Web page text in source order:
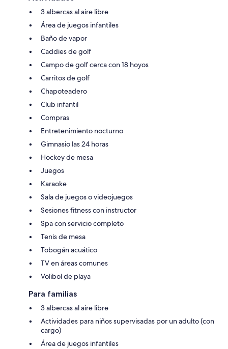
3 albercas al aire libre
Área de juegos infantiles
Baño de vapor
Caddies de golf
Campo de golf cerca con 18 hoyos
Carritos de golf
Chapoteadero
Club infantil
Compras
Entretenimiento nocturno
Gimnasio las 24 horas
Hockey de mesa
Juegos
Karaoke
Sala de juegos o videojuegos
Sesiones fitness con instructor
Spa con servicio completo
Tenis de mesa
Tobogán acuático
TV en áreas comunes
Volibol de playa
Para familias
3 albercas al aire libre
Actividades para niños supervisadas por un adulto (con
cargo)
Área de juegos infantiles